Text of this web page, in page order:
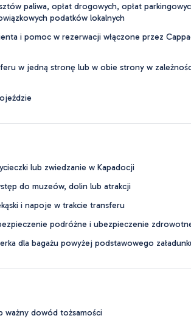
paliwa, opłat drogowych, opłat
podatków lokalnych
i pomoc w rezerwacji włączone przez
w jedną stronę lub w obie strony w
lub zwiedzanie w Kapadocji
do muzeów, dolin lub atrakcji
i napoje w trakcie transferu
podróżne i ubezpieczenie
dla bagażu powyżej podstawowego
ważny dowód tożsamości